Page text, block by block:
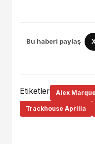
Bu haberi paylaş
Etiketler Alex
Trackhouse Aprilia